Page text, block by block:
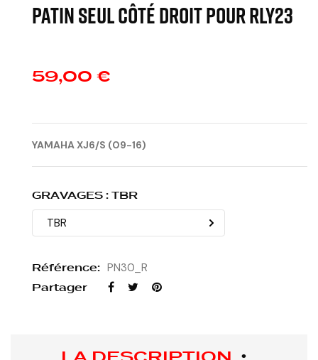
Patin seul côté droit pour RLY23
59,00 €
YAMAHA XJ6/S (09-16)
GRAVAGES : TBR
Référence: PN30_R
Partager